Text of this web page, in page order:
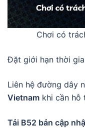
Chơi có
Đặt giới hạn thời
Liên hệ đường dây
Vietnam khi cần hỗ
Tải B52 bản cập